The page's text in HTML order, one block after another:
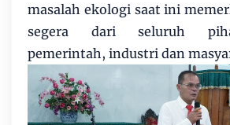
masalah ekologi saat ini
segera dari seluruh
pemerintah, industri dan